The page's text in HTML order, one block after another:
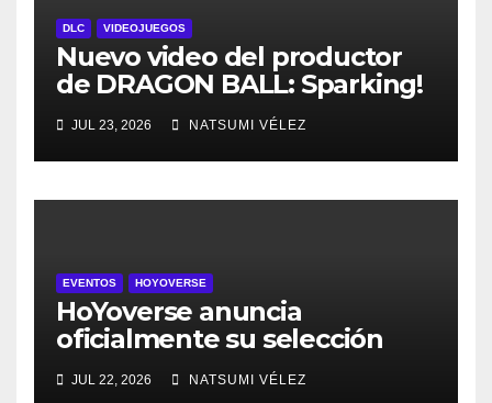
DLC VIDEOJUEGOS
Nuevo video del productor
de DRAGON BALL: Sparking!
ZERO detalla el Super Limit-
Breaking NEO DLC
JUL 23, 2026 NATSUMI VÉLEZ
EVENTOS HOYOVERSE
HoYoverse anuncia
oficialmente su selección
para la gamescom 2026
JUL 22, 2026 NATSUMI VÉLEZ